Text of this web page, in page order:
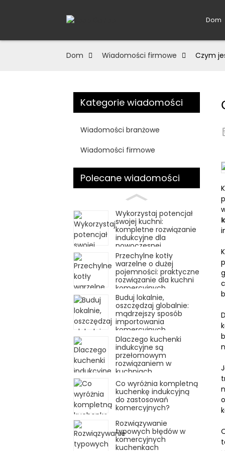
Dom
Dom Wiadomości firmowe Czym
Kategorie wiadomości
Wiadomości branżowe
Wiadomości firmowe
Polecane wiadomości
Wykorzystaj potencjał
swojej kuchni:
kompletne rozwiązanie
indukcyjne dla
nowoczesnej
gastronomii
Przechylne kotły
warzelne o dużej
pojemności: praktyczne
rozwiązanie dla kuchni
komercyjnych
Buduj lokalnie,
oszczędzaj globalnie:
mądrzejszy sposób
importowania
komercyjnych
kuchenek indukcyjnych
Dlaczego kuchenki
indukcyjne są
przełomowym
rozwiązaniem w
kuchniach
komercyjnych?
Co wyróżnia kompletną
kuchenkę indukcyjną
do zastosowań
komercyjnych?
Rozwiązywanie
typowych błędów w
komercyjnych
kuchenkach